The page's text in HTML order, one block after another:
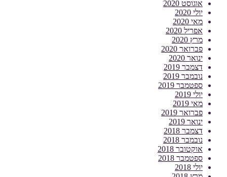
אוגוסט 2020
יולי 2020
מאי 2020
אפריל 2020
מרץ 2020
פברואר 2020
ינואר 2020
דצמבר 2019
נובמבר 2019
ספטמבר 2019
יולי 2019
מאי 2019
פברואר 2019
ינואר 2019
דצמבר 2018
נובמבר 2018
אוקטובר 2018
ספטמבר 2018
יולי 2018